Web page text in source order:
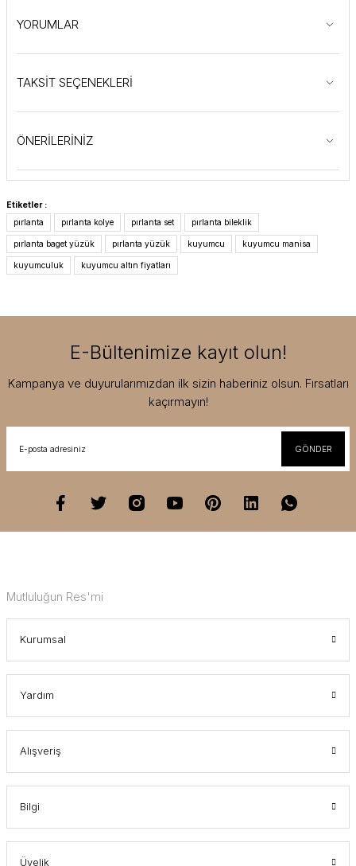
YORUMLAR
TAKSİT SEÇENEKLERİ
ÖNERİLERİNİZ
Etiketler :
pırlanta
pırlanta kolye pırlanta set pırlanta bileklik
pırlanta baget yüzük pırlanta yüzük kuyumcu kuyumcu manisa
kuyumculuk kuyumcu altın fiyatları
E-Bültenimize kayıt olun!
Kampanya ve duyurularımızdan ilk sizin haberiniz olsun. Fırsatları
kaçırmayın!
GÖNDER
Mutluluğun Res'mi
Kurumsal
Yardım
Alışveriş
Bilgi
Üyelik